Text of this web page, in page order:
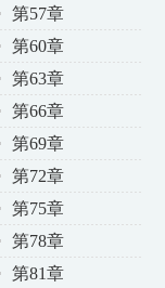
第57章
第60章
第63章
第66章
第69章
第72章
第75章
第78章
第81章